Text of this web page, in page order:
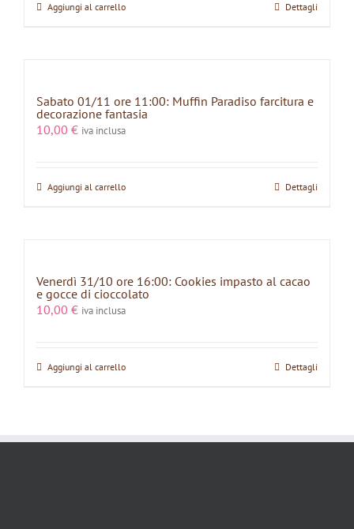
Aggiungi al carrello Dettagli
Sabato 01/11 ore 11:00: Muffin Paradiso farcitura e
decorazione fantasia
10,00 € iva inclusa
Aggiungi al carrello Dettagli
Venerdì 31/10 ore 16:00: Cookies impasto al cacao
e gocce di cioccolato
10,00 € iva inclusa
Aggiungi al carrello Dettagli